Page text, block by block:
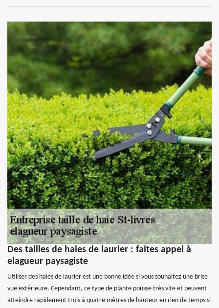
Des tailles de haies de laurier : faites appel à
elagueur paysagiste
Utiliser des haies de laurier est une bonne idée si vous souhaitez une brise
vue extérieure. Cependant, ce type de plante pousse très vite et peuvent
atteindre rapidement trois à quatre mètres de hauteur en rien de temps si